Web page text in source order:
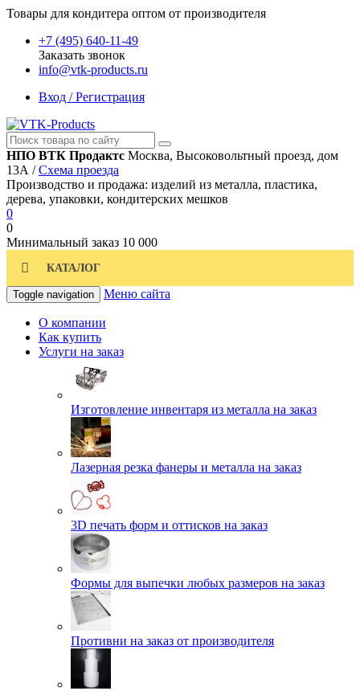
Товары для кондитера оптом от производителя
+7 (495) 640-11-49
Заказать звонок
info@vtk-products.ru
Вход / Регистрация
НПО ВТК Продактс Москва, Высоковольтный проезд, дом
13А /Схема проезда
Производство и продажа: изделий из металла, пластика,
дерева, упаковки, кондитерских мешков
0
0
Минимальный заказ 10 000
КАТАЛОГ
Toggle navigation Меню сайта
О компании
Как купить
Услуги на заказ
Изготовление инвентаря из металла на заказ
Лазерная резка фанеры и металла на заказ
3D печать форм и оттисков на заказ
Формы для выпечки любых размеров на заказ
Противни на заказ от производителя